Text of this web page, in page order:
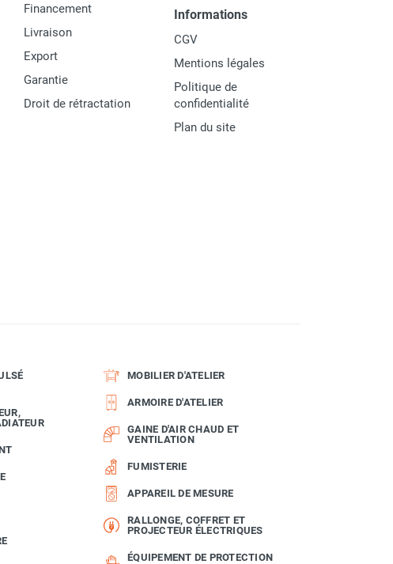
Financement
Livraison
Export
Garantie
Droit de rétractation
Informations
CGV
Mentions légales
Politique de
confidentialité
Plan du site
MOBILIER D'ATELIER
ARMOIRE D'ATELIER
GAINE D'AIR CHAUD ET
VENTILATION
FUMISTERIE
APPAREIL DE MESURE
RALLONGE, COFFRET ET
PROJECTEUR ÉLECTRIQUES
ÉQUIPEMENT DE PROTECTION